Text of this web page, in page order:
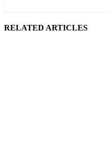
RELATED ARTICLES